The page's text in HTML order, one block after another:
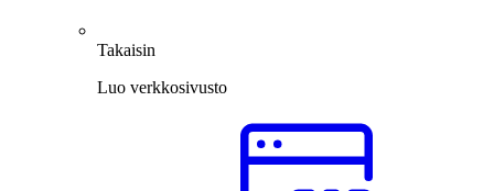
Takaisin
Luo verkkosivusto